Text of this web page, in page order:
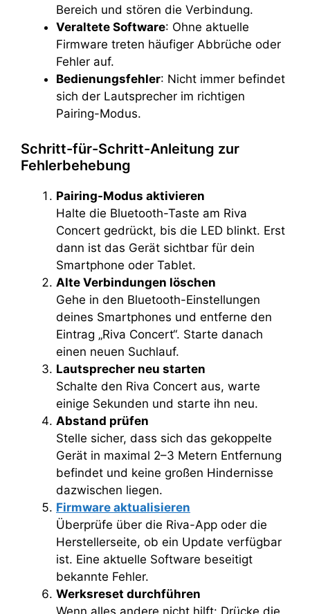
Bereich und stören die Verbindung.
Veraltete Software: Ohne aktuelle
Firmware treten häufiger Abbrüche oder
Fehler auf.
Bedienungsfehler: Nicht immer befindet
sich der Lautsprecher im richtigen
Pairing-Modus.
Schritt-für-Schritt-Anleitung zur
Fehlerbehebung
Pairing-Modus aktivieren
Halte die Bluetooth-Taste am Riva
Concert gedrückt, bis die LED blinkt. Erst
dann ist das Gerät sichtbar für dein
Smartphone oder Tablet.
Alte Verbindungen löschen
Gehe in den Bluetooth-Einstellungen
deines Smartphones und entferne den
Eintrag „Riva Concert“. Starte danach
einen neuen Suchlauf.
Lautsprecher neu starten
Schalte den Riva Concert aus, warte
einige Sekunden und starte ihn neu.
Abstand prüfen
Stelle sicher, dass sich das gekoppelte
Gerät in maximal 2–3 Metern Entfernung
befindet und keine großen Hindernisse
dazwischen liegen.
Firmware aktualisieren
Überprüfe über die Riva-App oder die
Herstellerseite, ob ein Update verfügbar
ist. Eine aktuelle Software beseitigt
bekannte Fehler.
Werksreset durchführen
Wenn alles andere nicht hilft: Drücke die